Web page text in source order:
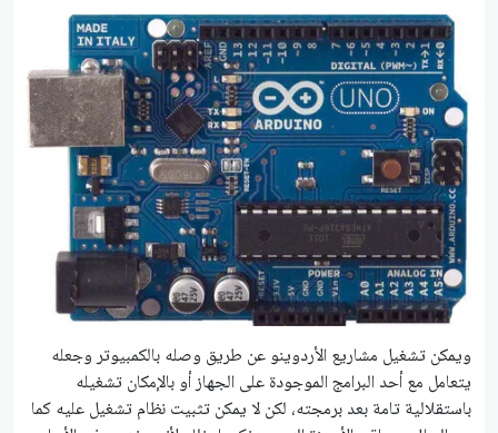
ويمكن تشغيل مشاريع الأردوينو عن طريق وصله بالكمبيوتر وجعله
يتعامل مع أحد البرامج الموجودة على الجهاز أو بالإمكان تشغيله
باستقلالية تامة بعد برمجته، لكن لا يمكن تثبيت نظام تشغيل عليه كما